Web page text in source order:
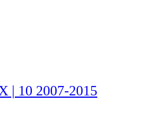
| 10 2007-2015